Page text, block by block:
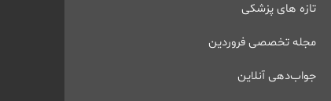
تازه های پزشکی
مجله تخصصی فروردین
جواب‌دهی آنلاین